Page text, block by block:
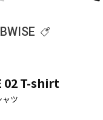
02 T-shirt